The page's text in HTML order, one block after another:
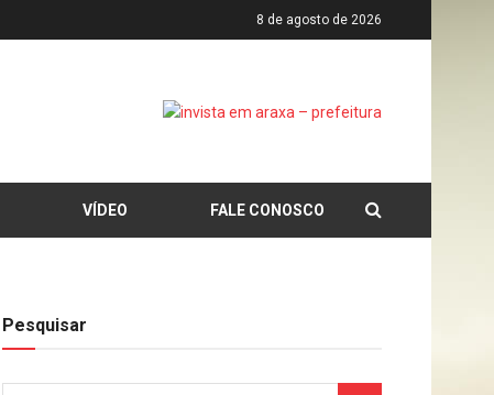
8 de agosto de 2026
VÍDEO FALE CONOSCO
Pesquisar